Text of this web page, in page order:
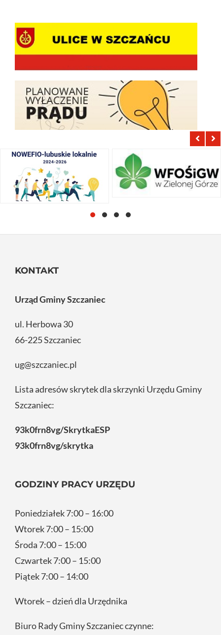
KONTAKT
Urząd Gminy Szczaniec
ul. Herbowa 30
66-225 Szczaniec
ug@szczaniec.pl
Lista adresów skrytek dla skrzynki Urzędu Gminy
Szczaniec:
93k0frn8vg/SkrytkaESP
93k0frn8vg/skrytka
GODZINY PRACY URZĘDU
Poniedziałek 7:00 – 16:00
Wtorek 7:00 – 15:00
Środa 7:00 – 15:00
Czwartek 7:00 – 15:00
Piątek 7:00 – 14:00
Wtorek – dzień dla Urzędnika
Biuro Rady Gminy Szczaniec czynne: